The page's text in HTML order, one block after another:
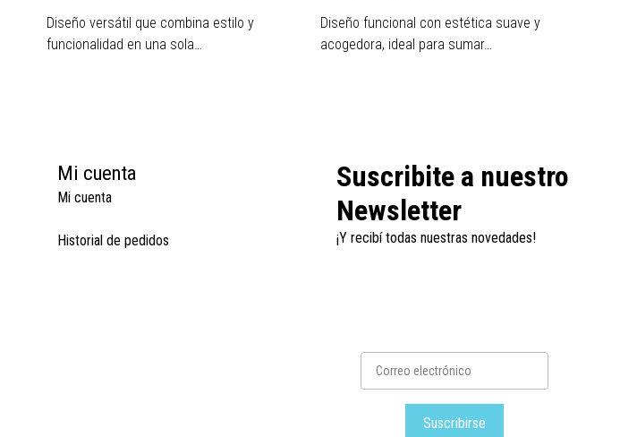
Diseño versátil que combina estilo y
funcionalidad en una sola…
Diseño funcional con estética suave y
acogedora, ideal para sumar…
Mi cuenta
Mi cuenta
Historial de pedidos
Suscribite a nuestro
Newsletter
¡Y recibí todas nuestras novedades!
Suscribirse